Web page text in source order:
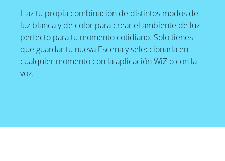
Haz tu propia combinación de distintos modos de
luz blanca y de color para crear el ambiente de luz
perfecto para tu momento cotidiano. Solo tienes
que guardar tu nueva Escena y seleccionarla en
cualquier momento con la aplicación WiZ o con la
voz.